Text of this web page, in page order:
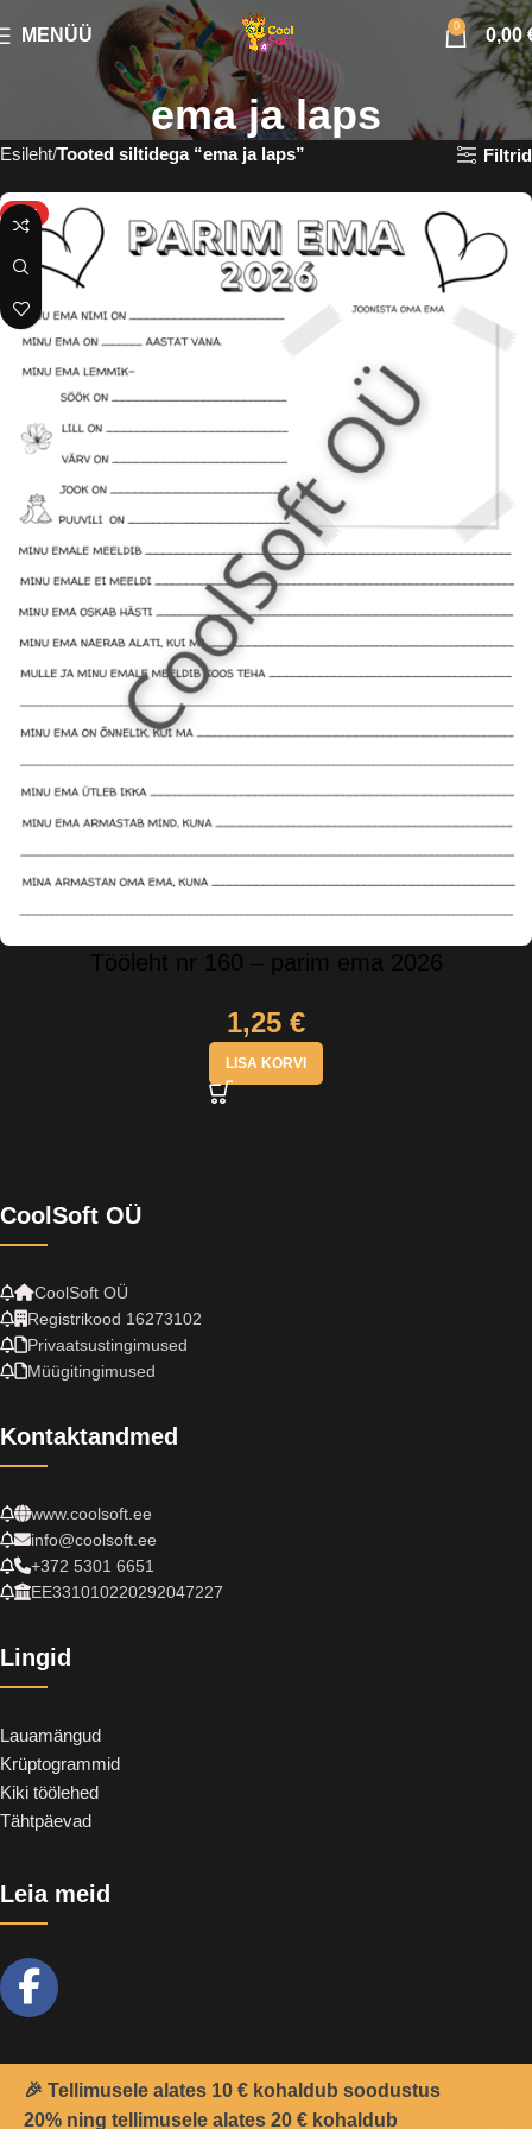
MENÜÜ 0 0,00
ema ja laps
Esileht Tooted siltidega “ema ja laps” Filtrid
HOT
Tööleht nr 160 – parim ema 2026
1,25 €
LISA KORVI
CoolSoft OÜ
CoolSoft OÜ
Registrikood 16273102
Privaatsustingimused
Müügitingimused
Kontaktandmed
www.coolsoft.ee
info@coolsoft.ee
+372 5301 6651
EE331010220292047227
Lingid
Lauamängud
Krüptogrammid
Kiki töölehed
Tähtpäevad
Leia meid
2021 - Teemant&CoolSoft OÜ© Kõik õigused kaitstud.
🎉 Tellimusele alates 10 € kohaldub soodustus
20% ning tellimusele alates 20 € kohaldub